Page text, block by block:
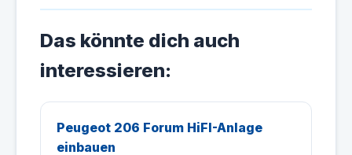
Das könnte dich auch
interessieren:
Peugeot 206 Forum HiFI-Anlage
einbauen